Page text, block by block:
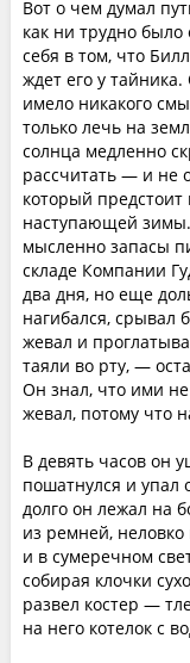
Вот о чем думал
как ни трудно
себя в том, что
ждет его у
имело никакого
только лечь на
солнца медленно
рассчитать — и не
который
наступающей
мысленно запасы
складе Компании
два дня, но еще
нагибался, срывал
жевал и
таяли во рту, —
Он знал, что ими
жевал, потому что
В девять часов он
пошатнулся и упал
долго он лежал на
из ремней,
и в сумеречном
собирая клочки
развел костер —
на него котелок с